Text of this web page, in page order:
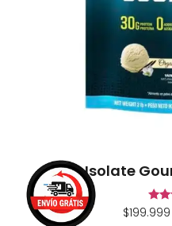
Isolate
en
$199.999